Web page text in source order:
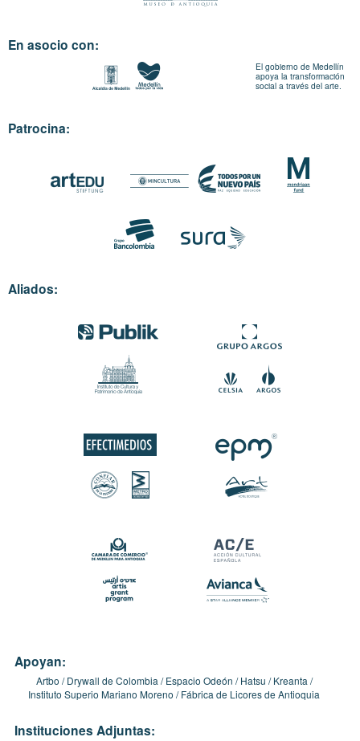
En asocio con:
El gobierno de Medellín
apoya la transformación
social a través del arte.
Patrocina:
Aliados:
Apoyan:
Artbo Drywall de Colombia Espacio Odeón Hatsu
Kreanta
Instituto Superio Mariano Moreno
Fábrica de Licores de Antioquia
Instituciones Adjuntas: